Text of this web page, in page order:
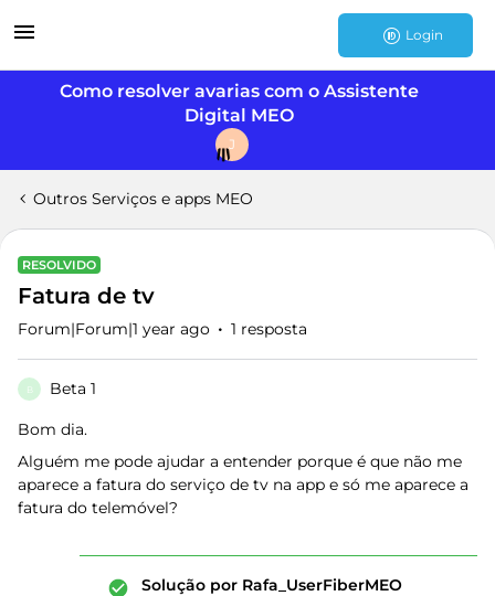
Login
Como resolver avarias com o Assistente
Digital MEO
J
Outros Serviços e apps MEO
RESOLVIDO
Fatura de tv
Forum|Forum|1 year ago 1 resposta
B Beta 1
Bom dia.
Alguém me pode ajudar a entender porque é que não me
aparece a fatura do serviço de tv na app e só me aparece a
fatura do telemóvel?
Solução por Rafa_UserFiberMEO